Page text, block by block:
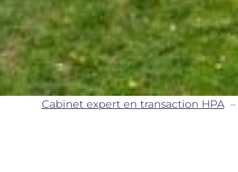
Cabinet expert en transaction HPA